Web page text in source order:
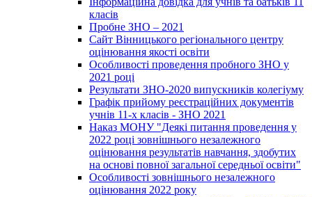
класів
Пробне ЗНО – 2021
Сайт Вінницького регіонального центру
оцінювання якості освіти
Особливості проведення пробного ЗНО у
2021 році
Результати ЗНО-2020 випускників колегіуму
Графік прийому реєстраційних документів
учнів 11-х класів - ЗНО 2021
Наказ МОНУ "Деякі питання проведення у
2022 році зовнішнього незалежного
оцінювання результатів навчання, здобутих
на основі повної загальної середньої освіти"
Особливості зовнішнього незалежного
оцінювання 2022 року